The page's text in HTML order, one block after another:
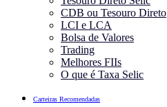
CDB ou Tesouro Direto
LCI e LCA
Bolsa de Valores
Trading
Melhores FIIs
O que é Taxa Selic
Carteiras Recomendadas